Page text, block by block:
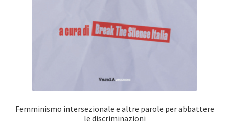
Femminismo intersezionale e altre parole per abbattere
le discriminazioni